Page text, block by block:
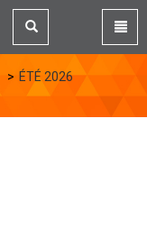
ÉTÉ 2026